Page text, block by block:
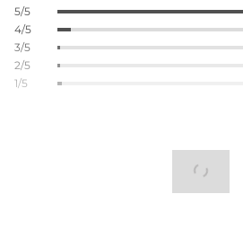
5/5
4/5
3/5
2/5
1/5